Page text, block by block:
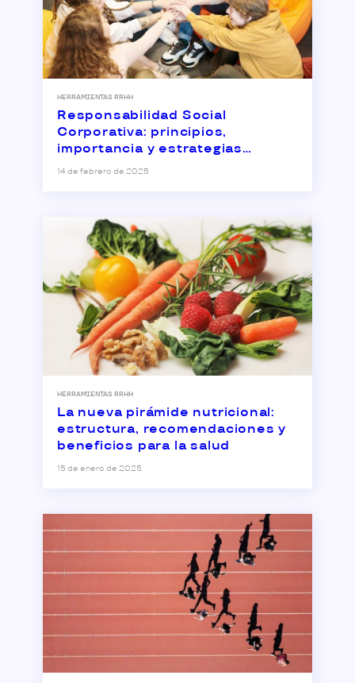
HERRAMIENTAS RRHH
Responsabilidad Social
Corporativa: principios,
importancia y estrategias
empresariales
14 de febrero de 2025
HERRAMIENTAS RRHH
La nueva pirámide nutricional:
estructura, recomendaciones y
beneficios para la salud
15 de enero de 2025